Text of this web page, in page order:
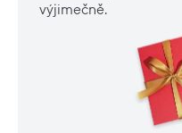
výjimečně.